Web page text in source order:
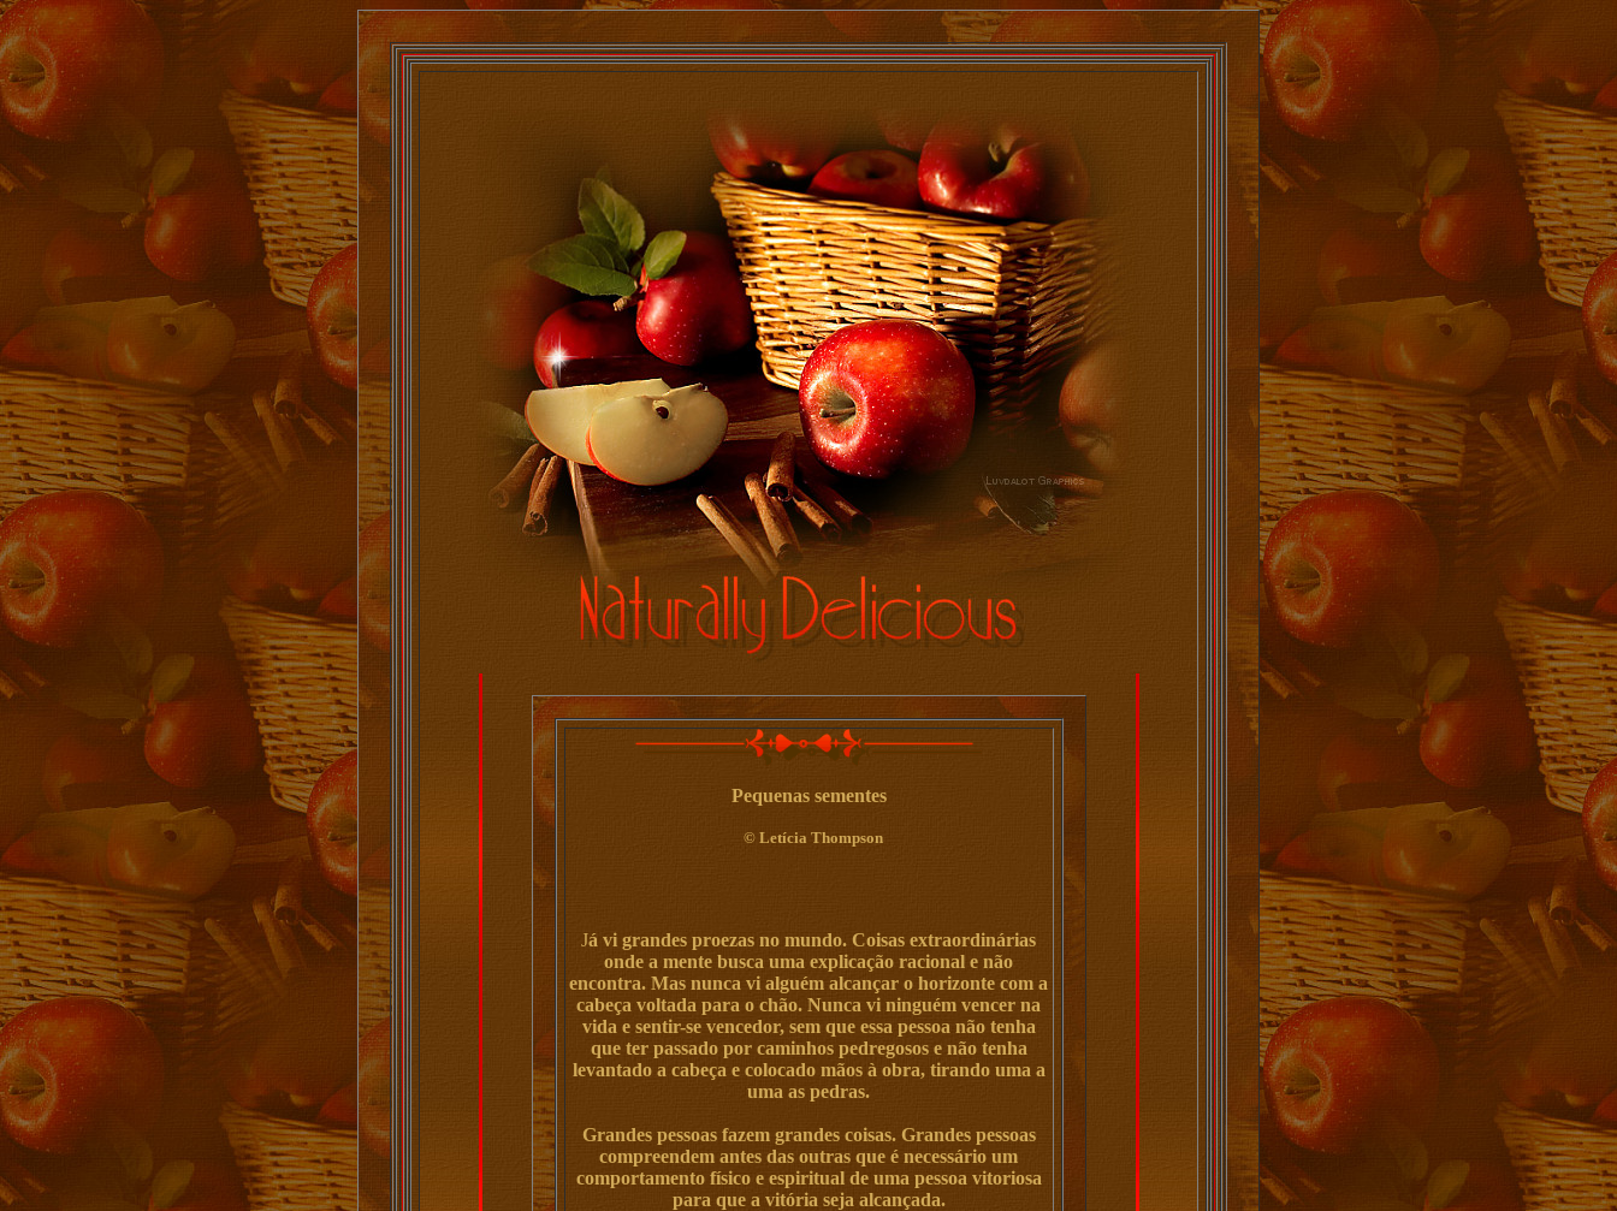
Pequenas sementes
©Letícia Thompson
Já vi grandes proezas no mundo. Coisas extraordinárias
onde a mente busca uma explicação racional e não
encontra. Mas nunca vi alguém alcançar o horizonte com a
cabeça voltada para o chão. Nunca vi ninguém vencer na
vida e sentir-se vencedor, sem que essa pessoa não tenha
que ter passado por caminhos pedregosos e não tenha
levantado a cabeça e colocado mãos à obra, tirando uma a
uma as pedras.
Grandes pessoas fazem grandes coisas. Grandes pessoas
compreendem antes das outras que é necessário um
comportamento físico e espiritual de uma pessoa vitoriosa
para que a vitória seja alcançada.